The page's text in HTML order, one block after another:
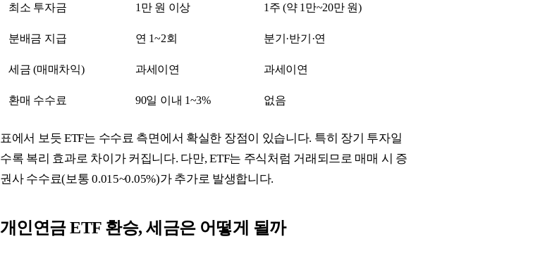
최소 투자금 1만 원 이상 1주 (약 1만~20만 원)
분배금 지급 연 1~2회 분기·반기·연
세금 (매매차익) 과세이연 과세이연
환매 수수료 90일 이내 1~3% 없음
표에서 보듯 ETF는 수수료 측면에서 확실한 장점이 있습니다. 특히 장기 투자일
수록 복리 효과로 차이가 커집니다. 다만, ETF는 주식처럼 거래되므로 매매 시 증
권사 수수료(보통 0.015~0.05%)가 추가로 발생합니다.
개인연금 ETF 환승, 세금은 어떻게 될까